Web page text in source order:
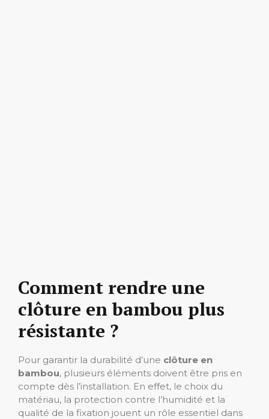
Comment rendre une
clôture en bambou plus
résistante ?
Pour garantir la durabilité d’une clôture en
bambou, plusieurs éléments doivent être pris en
compte dès l’installation. En effet, le choix du
matériau, la protection contre l’humidité et la
qualité de la fixation jouent un rôle essentiel dans